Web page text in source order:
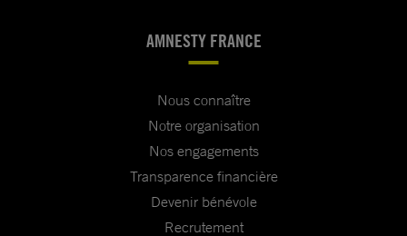
AMNESTY FRANCE
Nous connaître
Notre organisation
Nos engagements
Transparence financière
Devenir bénévole
Recrutement